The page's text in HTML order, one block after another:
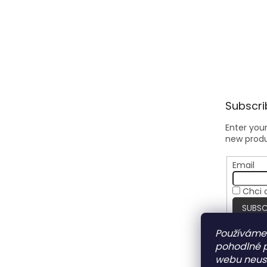
pohodlné
webu
Enter
new
Email
Chci